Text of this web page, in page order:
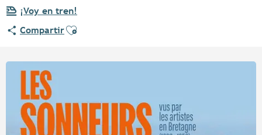
¡Voy en tren!
CompartirAjouter aux favoris